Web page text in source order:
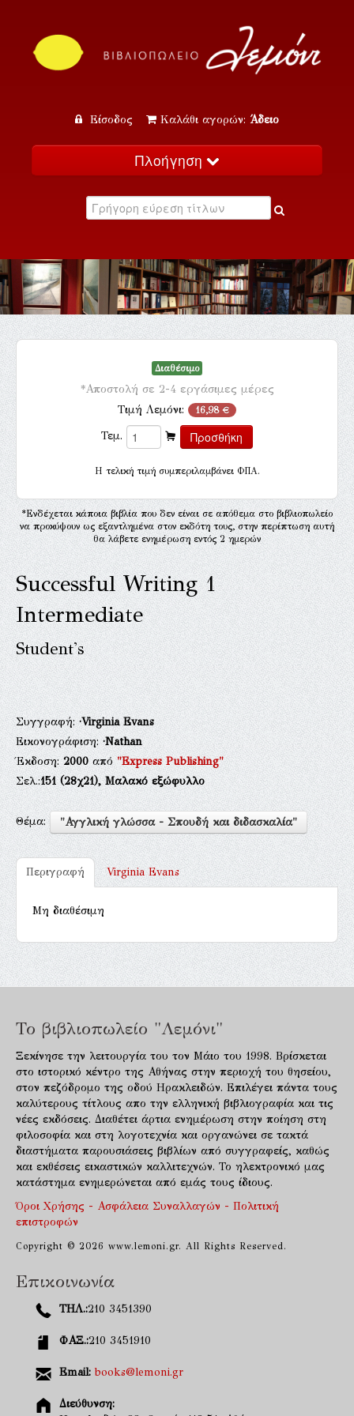
Είσοδος Καλάθι αγορών: Άδειο
Πλοήγηση
Κατάλογος
Εκδηλώσεις
Επικοινωνία
Διαθέσιμο
*Αποστολή σε 2-4 εργάσιμες μέρες
Τιμή Λεμόνι: 16,98 €
Τεμ.
H τελική τιμή συμπεριλαμβάνει ΦΠΑ.
*Ενδέχεται κάποια βιβλία που δεν είναι σε απόθεμα στο βιβλιοπωλείο
να προκύψουν ως εξαντλημένα στον εκδότη τους, στην περίπτωση αυτή
θα λάβετε ενημέρωση εντός 2 ημερών
Successful Writing 1
Intermediate
Student's
Συγγραφή:·Virginia Evans
Εικονογράφιση:·Nathan
Έκδοση:2000από"Express Publishing"
Σελ.:151(28χ21), Μαλακό εξώφυλλο
Θέμα: "Αγγλική γλώσσα - Σπουδή και διδασκαλία"
Περιγραφή Virginia Evans
Μη διαθέσιμη
Το βιβλιοπωλείο "Λεμόνι"
Ξεκίνησε την λειτουργία του τον Μάιο του 1998. Βρίσκεται
στο ιστορικό κέντρο της Αθήνας στην περιοχή του θησείου,
στον πεζόδρομο της οδού Ηρακλειδών. Επιλέγει πάντα τους
καλύτερους τίτλους απο την ελληνική βιβλιογραφία και τις
νέες εκδόσεις. Διαθέτει άρτια ενημέρωση στην ποίηση στη
φιλοσοφία και στη λογοτεχνία και οργανώνει σε τακτά
διαστήματα παρουσιάσεις βιβλίων από συγγραφείς, καθώς
και εκθέσεις εικαστικών καλλιτεχνών. Το ηλεκτρονικό μας
κατάστημα ενημερώνεται από εμάς τους ίδιους.
Όροι Χρήσης - Ασφάλεια Συναλλαγών - Πολιτική
επιστροφών
Copyright © 2026 www.lemoni.gr. All Rights Reserved.
Επικοινωνία
ΤΗΛ.:210 3451390
ΦΑΞ.:210 3451910
Email: books@lemoni.gr
Διεύθυνση: